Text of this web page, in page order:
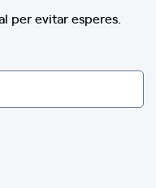
per evitar esperes.